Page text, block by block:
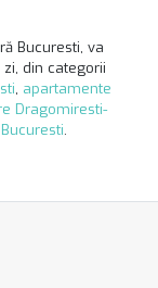
Bucuresti, va
din categorii
, apartamente
Dragomiresti-
.